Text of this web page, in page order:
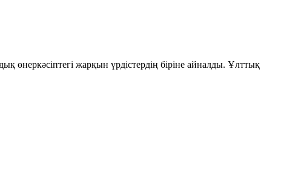
өнеркәсіптегі жарқын үрдістердің біріне айналды. Ұлттық